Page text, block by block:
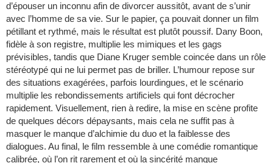
d’épouser un inconnu afin de divorcer aussitôt, avant de s’unir
avec l’homme de sa vie. Sur le papier, ça pouvait donner un film
pétillant et rythmé, mais le résultat est plutôt poussif. Dany Boon,
fidèle à son registre, multiplie les mimiques et les gags
prévisibles, tandis que Diane Kruger semble coincée dans un rôle
stéréotypé qui ne lui permet pas de briller. L’humour repose sur
des situations exagérées, parfois lourdingues, et le scénario
multiplie les rebondissements artificiels qui font décrocher
rapidement. Visuellement, rien à redire, la mise en scène profite
de quelques décors dépaysants, mais cela ne suffit pas à
masquer le manque d’alchimie du duo et la faiblesse des
dialogues. Au final, le film ressemble à une comédie romantique
calibrée, où l’on rit rarement et où la sincérité manque